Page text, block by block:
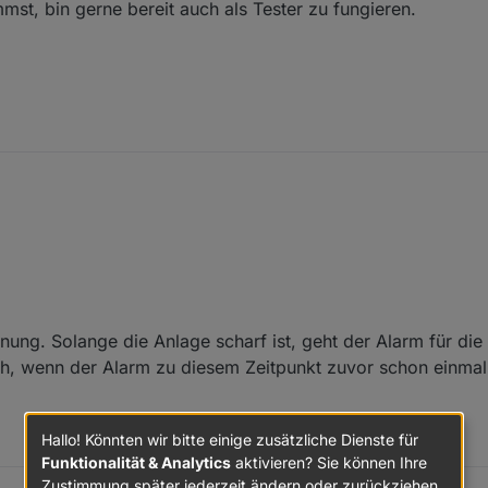
bin gerne bereit auch als Tester zu fungieren.
mit der Alarmierung über die beiden Outputs AlarmAccoustical
jedoch bei erneutem Wechsel eines Sensors von FALSE auf TRUE
wieder die Delaytime. Ist das ganze so gewollt oder eventuell nur
auf dem nur IoBroker läuft.
Solange die Anlage scharf ist, geht der Alarm für die
wenn der Alarm zu diesem Zeitpunkt zuvor schon
Hallo! Könnten wir bitte einige zusätzliche Dienste für
Funktionalität & Analytics aktivieren? Sie können Ihre